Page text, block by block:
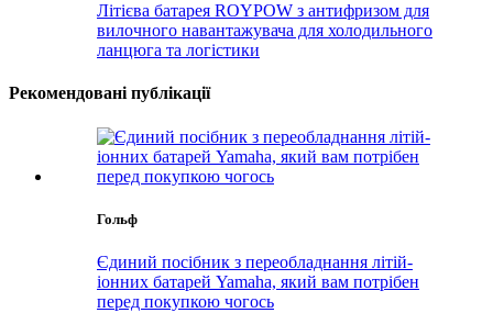
Літієва батарея ROYPOW з антифризом для
вилочного навантажувача для холодильного
ланцюга та логістики
Рекомендовані публікації
Гольф
Єдиний посібник з переобладнання літій-
іонних батарей Yamaha, який вам потрібен
перед покупкою чогось